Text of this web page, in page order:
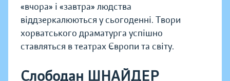
«вчора» і «завтра» людства
віддзеркалюються у сьогоденні. Твори
хорватського драматурга успішно
ставляться в театрах Європи та світу.
Слободан ШНАЙДЕР